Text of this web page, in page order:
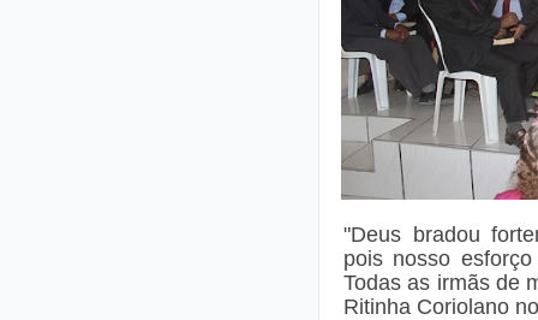
"Deus bradou
pois nosso
Todas as irmãs de
Ritinha Coriolano